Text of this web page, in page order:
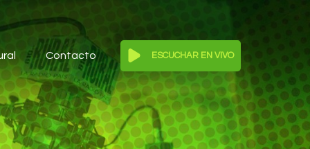
Contacto ESCUCHAR EN VIVO
Reproductor
de
audio